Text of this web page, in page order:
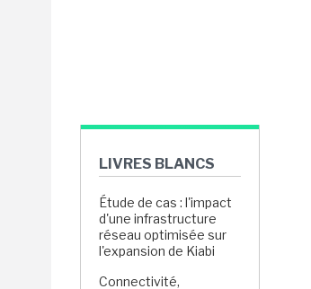
LIVRES BLANCS
Étude de cas : l'impact
d'une infrastructure
réseau optimisée sur
l'expansion de Kiabi
Connectivité,